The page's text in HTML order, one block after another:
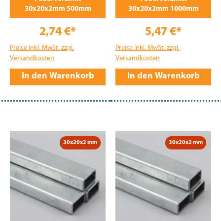
30x20x2mm 500mm
2,74 €*
Preise inkl. MwSt. zzgl.
Versandkosten
In den Warenkorb
30x20x2mm 1000mm
5,47 €*
Preise inkl. MwSt. zzgl.
Versandkosten
In den Warenkorb
30x20x2 mm 30x20x2 mm